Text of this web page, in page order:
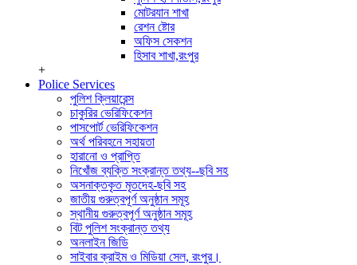
মোটরযান শাখা
রেশন ষ্টোর
অফিস সেকশন
হিসাব শাখা,রংপুর
+
Police Services
পুলিশ ক্লিয়ারেন্স
চাকুরির ভেরিফিকেশন
পাসপোর্ট ভেরিফিকেশন
অর্থ পরিবহনে সহায়তা
হারানো ও প্রাপ্তি
নিখোঁজ ব্যক্তি সংক্রান্ত তথ্য--ছবি সহ
অসনাক্তকৃত মৃতদেহ-ছবি সহ
জাতীয় গুরুত্বপূর্ণ অনুষ্ঠান সমূহ
স্থানীয় গুরুত্বপূর্ণ অনুষ্ঠান সমূহ
বিট পুলিশ সংক্রান্ত তথ্য
অনলাইন জিডি
সাইবার ক্রাইম ও মিডিয়া সেল, রংপুর।